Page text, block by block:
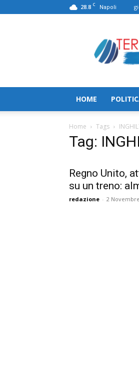
28.8 C Napoli
HOME
Home Tags
Tag:
Regno Unito,
su un treno:
redazione - 2